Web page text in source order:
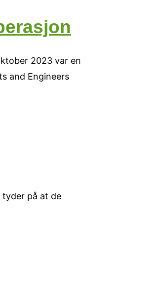
2023 var en
and Engineers
tyder på at de